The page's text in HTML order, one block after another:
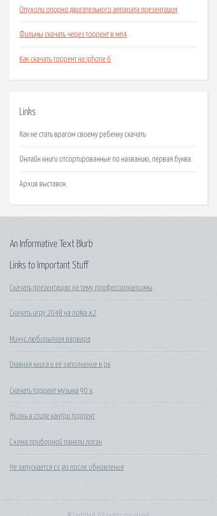
Опухоли опорно двигательного аппарата презентация
Фильмы скачать через торрент в мп4
Как скачать торрент на iphone 6
Links
Как не стать врагом своему ребенку скачать
Онлайн книги отсортированные по названию, первая буква.
Архив выставок.
Links to Important Stuff
Скачать презентацию на тему профессионализмы
Скачать игру 2048 на nokia x2
Минус любопытная варвара
Главная книга и ее заполнение в рк
Скачать торрент музыка 90 х
Жизнь в стиле кантри торрент
Схема приборной панели логан
Не запускается cs go после обновления
An Informative Text Blurb